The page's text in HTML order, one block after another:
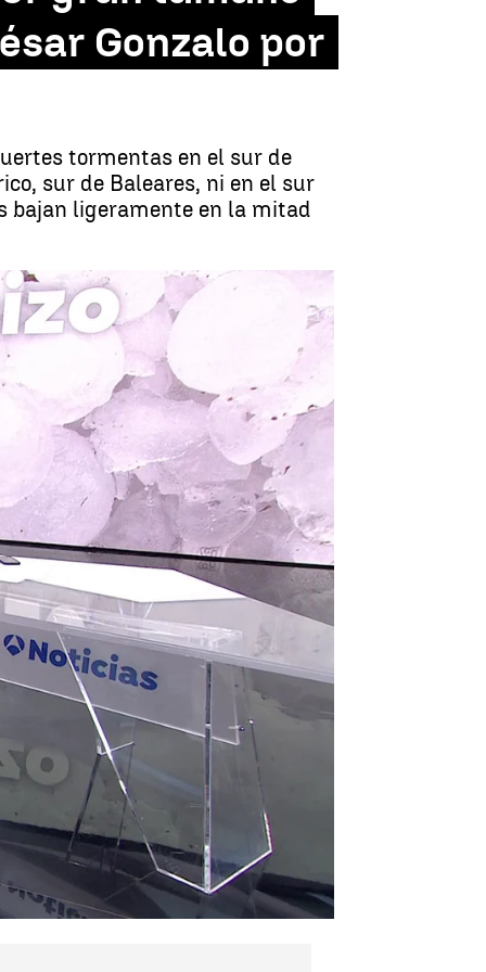
Gonzalo por
tormentas en el sur de
sur de Baleares, ni en el sur
bajan ligeramente en la mitad
en la Comunidad Valenciana | Antena 3 Noticias